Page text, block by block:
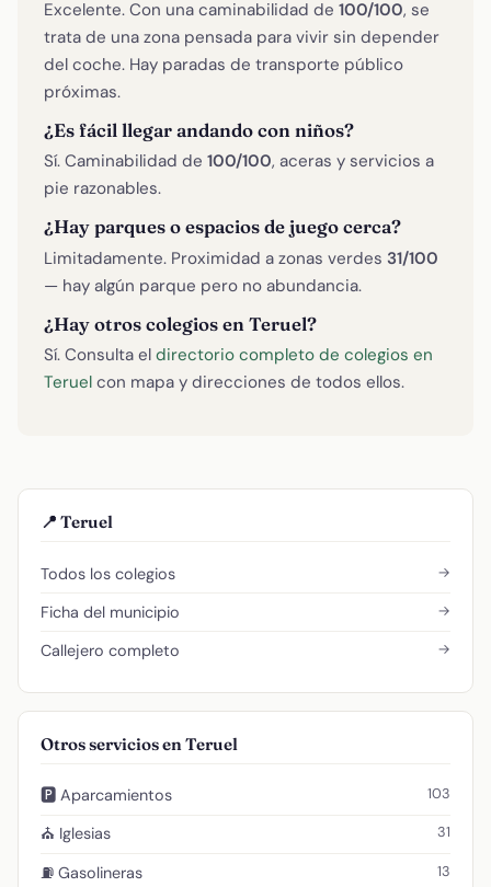
Excelente. Con una caminabilidad de 100/100, se
trata de una zona pensada para vivir sin depender
del coche. Hay paradas de transporte público
próximas.
¿Es fácil llegar andando con niños?
Sí. Caminabilidad de 100/100, aceras y servicios a
pie razonables.
¿Hay parques o espacios de juego cerca?
Limitadamente. Proximidad a zonas verdes 31/100
— hay algún parque pero no abundancia.
¿Hay otros colegios en Teruel?
Sí. Consulta el directorio completo de colegios en
Teruel con mapa y direcciones de todos ellos.
📍 Teruel
Todos los colegios →
Ficha del municipio →
Callejero completo →
Otros servicios en Teruel
🅿️ Aparcamientos 103
⛪ Iglesias 31
⛽ Gasolineras 13